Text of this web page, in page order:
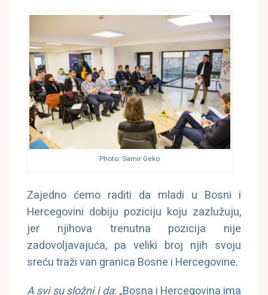
Photo: Samir Geko
Zajedno ćemo raditi da mladi u Bosni i
Hercegovini dobiju poziciju koju zazlužuju,
jer njihova trenutna pozicija nije
zadovoljavajuća, pa veliki broj njih svoju
sreću traži van granica Bosne i Hercegovine.
A svi su složni i da: „Bosna i Hercegovina ima